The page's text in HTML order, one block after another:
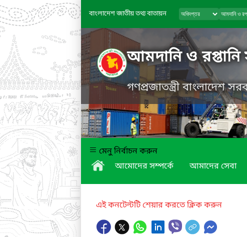
বাংলাদেশ জাতীয় তথ্য বাতায়ন
আমদানি ও রপ্তানি
গণপ্রজাতন্ত্রী বাংলাদেশ
মেনু নির্বাচন করুন
আমোদের সম্পর্কে
আমাদের সেবা
এই কনটেন্টটি শেয়ার করতে ক্লিক করুন